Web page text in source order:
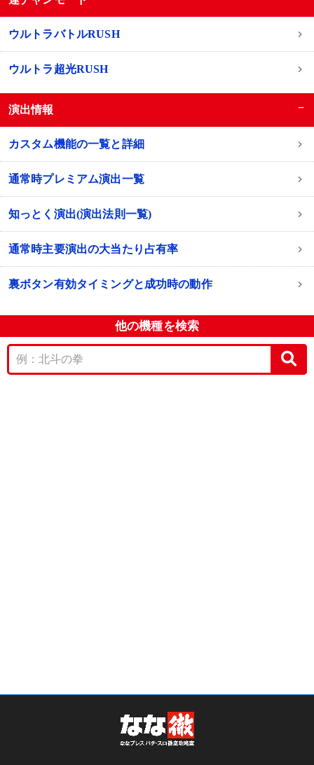
ウルトラバトルRUSH
ウルトラ超光RUSH
演出情報 −
カスタム機能の一覧と詳細
通常時プレミアム演出一覧
知っとく演出(演出法則一覧)
通常時主要演出の大当たり占有率
裏ボタン有効タイミングと成功時の動作
他の機種を検索